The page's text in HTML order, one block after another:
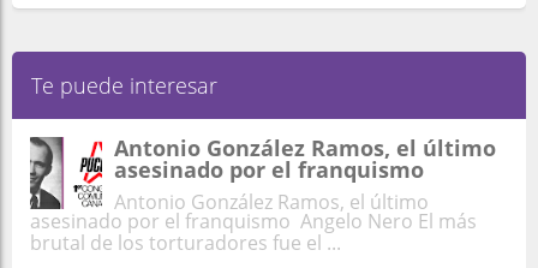
Te puede interesar
Antonio González Ramos, el último
asesinado por el franquismo
Antonio González Ramos, el último
asesinado por el franquismo Angelo Nero El más
brutal de los torturadores fue el ...